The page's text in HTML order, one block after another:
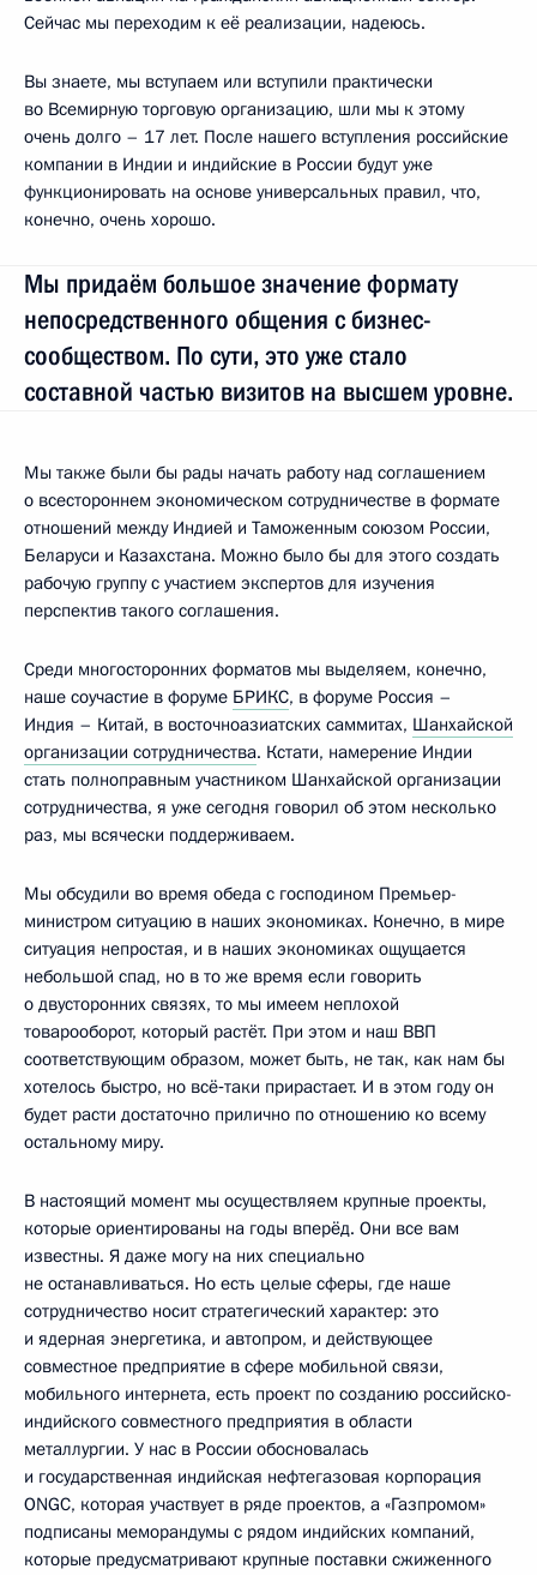
Сейчас мы переходим к её реализации, надеюсь.
Вы знаете, мы вступаем или вступили практически
во Всемирную торговую организацию, шли мы к этому
очень долго – 17 лет. После нашего вступления российские
компании в Индии и индийские в России будут уже
функционировать на основе универсальных правил, что,
конечно, очень хорошо.
Мы придаём большое значение формату
непосредственного общения с бизнес-
сообществом. По сути, это уже стало
составной частью визитов на высшем уровне.
Мы также были бы рады начать работу над соглашением
о всестороннем экономическом сотрудничестве в формате
отношений между Индией и Таможенным союзом России,
Беларуси и Казахстана. Можно было бы для этого создать
рабочую группу с участием экспертов для изучения
перспектив такого соглашения.
Среди многосторонних форматов мы выделяем, конечно,
наше соучастие в форуме БРИКС, в форуме Россия –
Индия – Китай, в восточноазиатских саммитах, Шанхайской
организации сотрудничества. Кстати, намерение Индии
стать полноправным участником Шанхайской организации
сотрудничества, я уже сегодня говорил об этом несколько
раз, мы всячески поддерживаем.
Мы обсудили во время обеда с господином Премьер-
министром ситуацию в наших экономиках. Конечно, в мире
ситуация непростая, и в наших экономиках ощущается
небольшой спад, но в то же время если говорить
о двусторонних связях, то мы имеем неплохой
товарооборот, который растёт. При этом и наш ВВП
соответствующим образом, может быть, не так, как нам бы
хотелось быстро, но всё‑таки прирастает. И в этом году он
будет расти достаточно прилично по отношению ко всему
остальному миру.
В настоящий момент мы осуществляем крупные проекты,
которые ориентированы на годы вперёд. Они все вам
известны. Я даже могу на них специально
не останавливаться. Но есть целые сферы, где наше
сотрудничество носит стратегический характер: это
и ядерная энергетика, и автопром, и действующее
совместное предприятие в сфере мобильной связи,
мобильного интернета, есть проект по созданию российско-
индийского совместного предприятия в области
металлургии. У нас в России обосновалась
и государственная индийская нефтегазовая корпорация
ONGC, которая участвует в ряде проектов, а «Газпромом»
подписаны меморандумы с рядом индийских компаний,
которые предусматривают крупные поставки сжиженного